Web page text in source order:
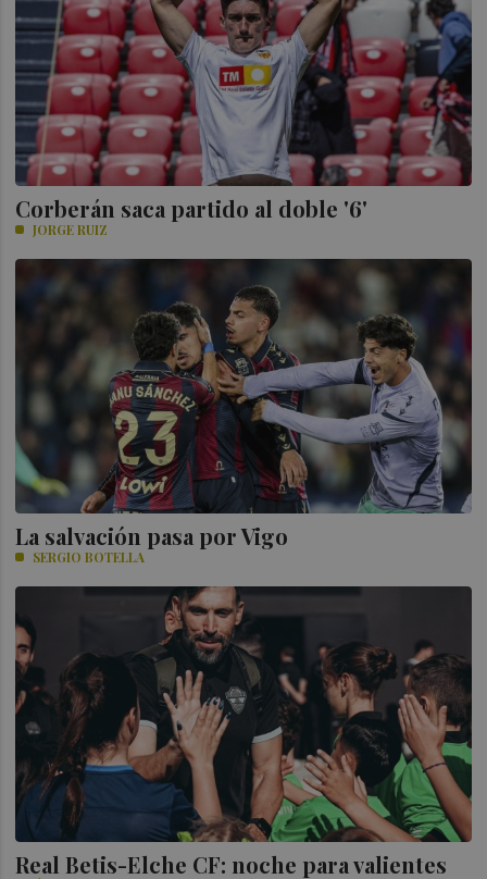
Corberán saca partido al doble '6'
JORGE RUIZ
La salvación pasa por Vigo
SERGIO BOTELLA
Real Betis-Elche CF: noche para valientes